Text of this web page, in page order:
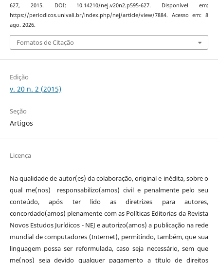
627, 2015. DOI: 10.14210/nej.v20n2.p595-627. Disponível em:
https://periodicos.univali.br/index.php/nej/article/view/7884. Acesso em: 8
ago. 2026.
Fomatos de Citação
Edição
v. 20 n. 2 (2015)
Seção
Artigos
Licença
Na qualidade de autor(es) da colaboração, original e inédita, sobre o
qual me(nos) responsabilizo(amos) civil e penalmente pelo seu
conteúdo, após ter lido as diretrizes para autores,
concordado(amos) plenamente com as Políticas Editorias da Revista
Novos Estudos Jurídicos - NEJ e autorizo(amos) a publicação na rede
mundial de computadores (Internet), permitindo, também, que sua
linguagem possa ser reformulada, caso seja necessário, sem que
me(nos) seja devido qualquer pagamento a título de direitos